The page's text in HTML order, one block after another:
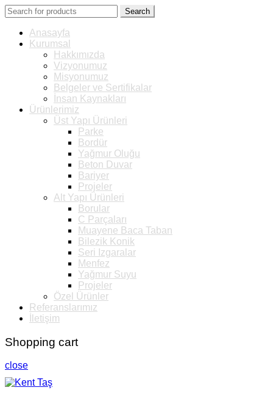
Search
Anasayfa
Kurumsal
Hakkımızda
Vizyonumuz
Misyonumuz
Belgeler ve Sertifikalar
İnsan Kaynakları
Ürünlerimiz
Üst Yapı Ürünleri
Parke
Bordür
Yağmur Oluğu
Beton Duvar
Bariyer
Projeler
Alt Yapı Ürünleri
Borular
C Parçaları
Muayene Baca Taban
Bilezik Konik
Seri Izgaralar
Menfez
Yağmur Suyu
Projeler
Özel Ürünler
Referanslarımız
İletişim
Shopping cart
close